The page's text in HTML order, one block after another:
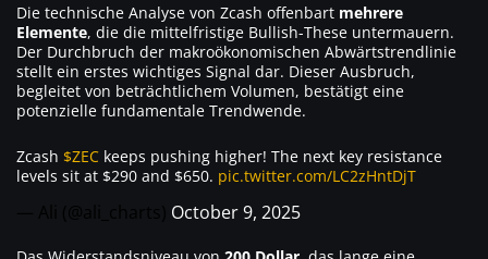
Die technische Analyse von Zcash offenbart mehrere
Elemente, die die mittelfristige Bullish-These untermauern.
Der Durchbruch der makroökonomischen Abwärtstrendlinie
stellt ein erstes wichtiges Signal dar. Dieser Ausbruch,
begleitet von beträchtlichem Volumen, bestätigt eine
potenzielle fundamentale Trendwende.
Zcash $ZEC keeps pushing higher! The next key resistance
levels sit at $290 and $650. pic.twitter.com/LC2zHntDjT
October 9, 2025